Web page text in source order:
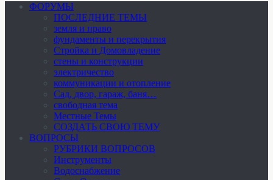
ФОРУМЫ
ПОСЛЕДНИЕ ТЕМЫ
земля и право
фундаменты и перекрытия
Стройка и Домовладение
стены и конструкции
электричество
коммуникации и отопление
Cад, двор, гараж, баня…
свободная тема
Местные Темы
СОЗДАТЬ СВОЮ ТЕМУ
ВОПРОСЫ
РУБРИКИ ВОПРОСОВ
Инструменты
Водоснабжение